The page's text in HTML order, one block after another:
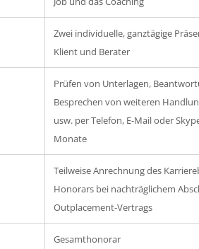
Zwei individuelle, ganztägige
Klient und Berater
Prüfen von Unterlagen,
Besprechen von weiteren
usw. per Telefon, E-Mail oder
Monate
Teilweise Anrechnung des
Honorars bei nachträglichem
Outplacement-Vertrags
Gesamthonorar